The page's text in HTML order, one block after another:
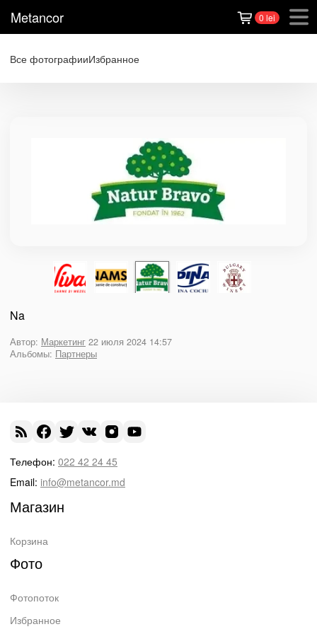
Metancor 0 lei
Все фотографииИзбранное
Na
Автор: Маркетинг 22 июля 2024 14:57
Альбомы: Партнеры
Телефон: 022 42 24 45
Email: info@metancor.md
Магазин
Корзина
Фото
Фотопоток
Избранное